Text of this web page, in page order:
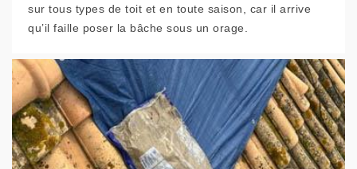
sur tous types de toit et en toute saison, car il arrive
qu’il faille poser la bâche sous un orage.